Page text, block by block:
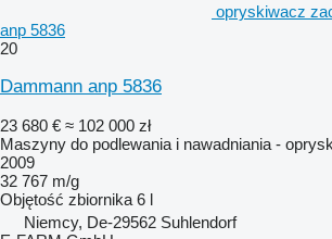
opryskiwacz
anp 5836
20
Dammann anp 5836
23 680 € ≈ 102 000 zł
Maszyny do podlewania i nawadniania -
2009
32 767 m/g
Objętość zbiornika 6 l
Niemcy, De-29562 Suhlendorf